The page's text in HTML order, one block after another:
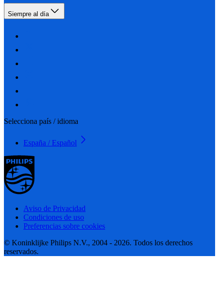
Siempre al día
Selecciona país / idioma
España / Español
Aviso de Privacidad
Condiciones de uso
Preferencias sobre cookies
© Koninklijke Philips N.V., 2004 - 2026. Todos los derechos
reservados.